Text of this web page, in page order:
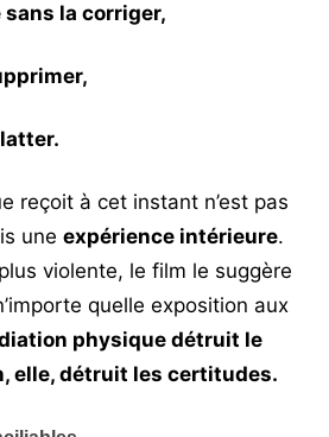
la corriger,
reçoit à cet instant n’est pas
une expérience intérieure.
violente, le film le suggère
quelle exposition aux
physique détruit le
elle, détruit les certitudes.